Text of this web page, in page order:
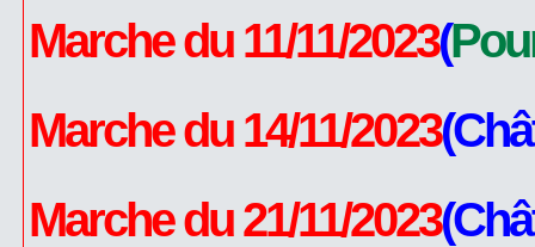
Marche du 11/11/2023(
Marche du 14/11/2023
Marche du 21/11/2023